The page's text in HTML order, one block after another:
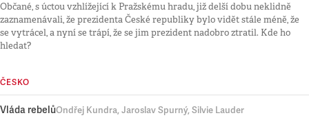
Občané, s úctou vzhlížející k Pražskému hradu, již delší dobu neklidně
zaznamenávali, že prezidenta České republiky bylo vidět stále méně, že
se vytrácel, a nyní se trápí, že se jim prezident nadobro ztratil. Kde ho
hledat?
ČESKO
Vláda rebelůOndřej Kundra, Jaroslav Spurný, Silvie Lauder